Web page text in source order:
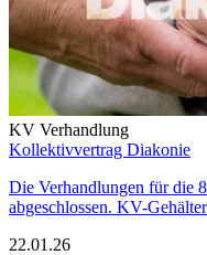
KV Verhandlung
Kollektivvertrag Diakonie
Die Verhandlungen für die
abgeschlossen. KV-
22.01.26